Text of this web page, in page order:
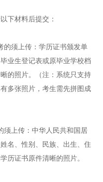
材料后提交：
须上传：学历证书颁发单
业生登记表或原毕业学校档
的照片。（注：系统只支持
多张照片，考生需先拼图成
上传：中华人民共和国居
名、性别、民族、出生、住
历证书原件清晰的照片。